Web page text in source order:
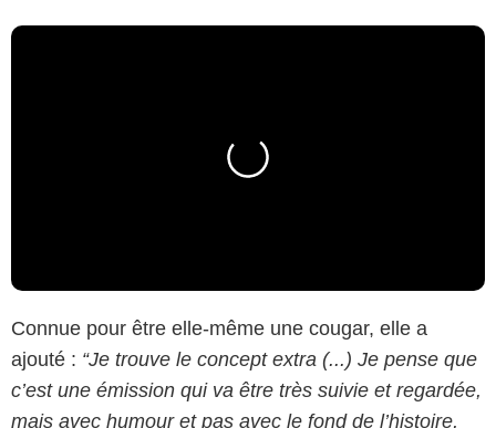
Connue pour être elle-même une cougar, elle a
ajouté : “Je trouve le concept extra (...) Je pense que
c’est une émission qui va être très suivie et regardée,
mais avec humour et pas avec le fond de l’histoire,